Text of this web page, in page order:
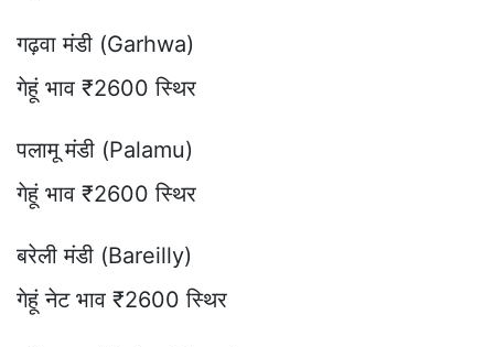
गढ़वा मंडी (Garhwa)
गेहूं भाव ₹2600 स्थिर
पलामू मंडी (Palamu)
गेहूं भाव ₹2600 स्थिर
बरेली मंडी (Bareilly)
गेहूं नेट भाव ₹2600 स्थिर